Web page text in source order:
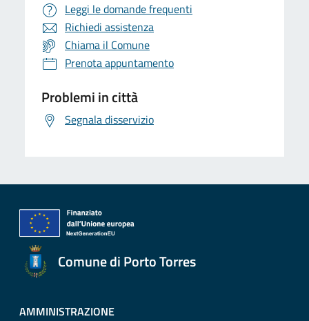
Leggi le domande frequenti
Richiedi assistenza
Chiama il Comune
Prenota appuntamento
Problemi in città
Segnala disservizio
Comune di Porto Torres
AMMINISTRAZIONE